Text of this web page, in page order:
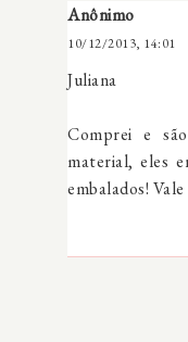
Anônimo
10/12/2013, 14:01
Juliana
Comprei e
material, eles
embalados! Vale